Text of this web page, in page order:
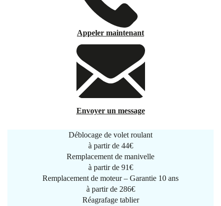
Appeler maintenant
Envoyer un message
Déblocage de volet roulant
à partir de 44€
Remplacement de manivelle
à partir de 91€
Remplacement de moteur – Garantie 10 ans
à partir de 286€
Réagrafage tablier